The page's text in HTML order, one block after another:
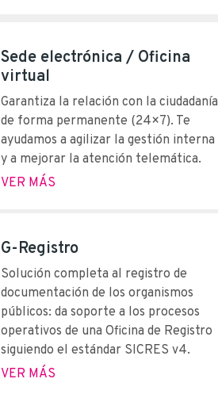
Sede electrónica / Oficina
virtual
Garantiza la relación con la ciudadanía
de forma permanente (24×7). Te
ayudamos a agilizar la gestión interna
y a mejorar la atención telemática.
VER MÁS
G-Registro
Solución completa al registro de
documentación de los organismos
públicos: da soporte a los procesos
operativos de una Oficina de Registro
siguiendo el estándar SICRES v4.
VER MÁS